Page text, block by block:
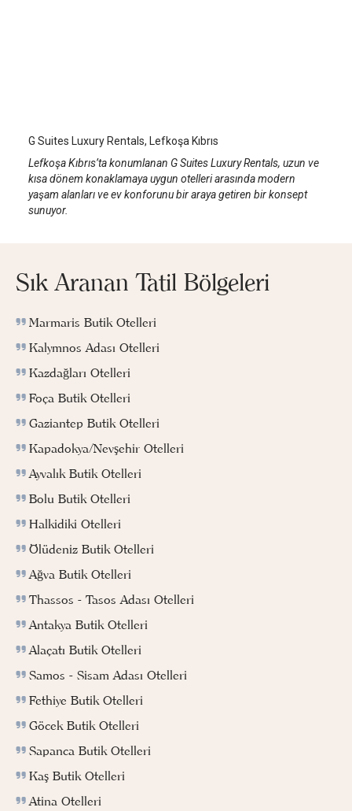
G Suites Luxury Rentals, Lefkoşa Kıbrıs
Lefkoşa Kıbrıs’ta konumlanan G Suites Luxury Rentals, uzun ve
kısa dönem konaklamaya uygun otelleri arasında modern
yaşam alanları ve ev konforunu bir araya getiren bir konsept
sunuyor.
Sık Aranan Tatil Bölgeleri
Marmaris Butik Otelleri
Kalymnos Adası Otelleri
Kazdağları Otelleri
Foça Butik Otelleri
Gaziantep Butik Otelleri
Kapadokya/Nevşehir Otelleri
Ayvalık Butik Otelleri
Bolu Butik Otelleri
Halkidiki Otelleri
Ölüdeniz Butik Otelleri
Ağva Butik Otelleri
Thassos - Tasos Adası Otelleri
Antakya Butik Otelleri
Alaçatı Butik Otelleri
Samos - Sisam Adası Otelleri
Fethiye Butik Otelleri
Göcek Butik Otelleri
Sapanca Butik Otelleri
Kaş Butik Otelleri
Atina Otelleri